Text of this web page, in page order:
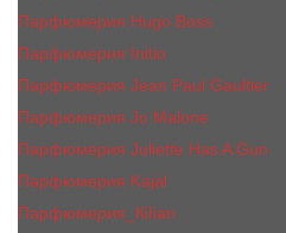
Парфюмерия Hugo Boss
Парфюмерия Initio
Парфюмерия Jean Paul Gaultier
Парфюмерия Jо Malоnе
Парфюмерия Juliette Has A Gun
Парфюмерия Kajal
Парфюмерия_КiIiаn